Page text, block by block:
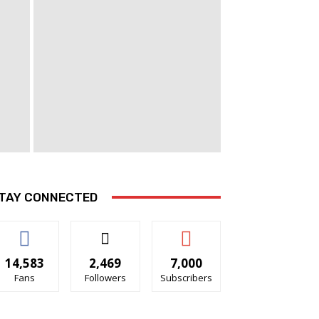
CONNECTED
14,583
Fans
2,469
Followers
7,000
Subscribers